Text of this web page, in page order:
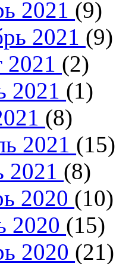
2021 (9)
2021 (9)
2021 (2)
2021 (1)
(8)
2021 (15)
2021 (8)
2020 (10)
2020 (15)
2020 (21)